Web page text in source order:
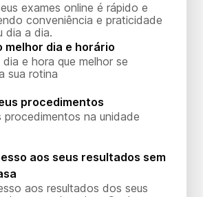
exames online é rápido e
conveniência e praticidade
dia a dia.
melhor dia e horário
e hora que melhor se
sua rotina
procedimentos
procedimentos na unidade
aos seus resultados sem
aos resultados dos seus